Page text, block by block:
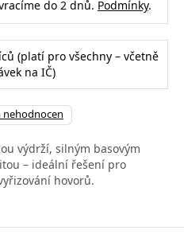
do 2 dnů. Podmínky.
(platí pro všechny – včetně
na IČ)
nehodnocen
výdrží, silným basovým
– ideální řešení pro
hovorů.